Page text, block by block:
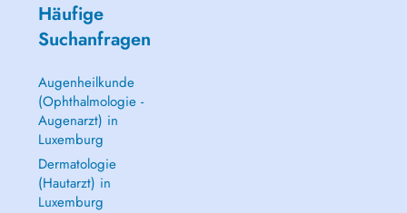
Häufige
Suchanfragen
Augenheilkunde
(Ophthalmologie -
Augenarzt) in
Luxemburg
Dermatologie
(Hautarzt) in
Luxemburg